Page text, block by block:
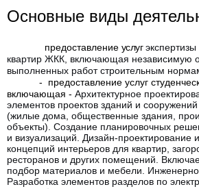
Основные виды
предоставление услуг
квартир ЖКК, включающая независимую
выполненных работ строительным
-
предоставление услуг
включающая - Архитектурное
элементов проектов зданий и сооружений
(жилые дома, общественные здания,
объекты). Создание планировочных
и визуализаций. Дизайн-проектирование
концепций интерьеров для квартир,
ресторанов и других помещений.
подбор материалов и мебели.
Разработка элементов разделов по